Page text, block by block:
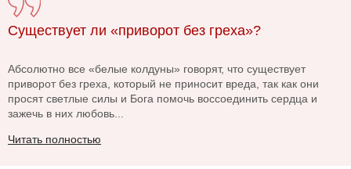
Существует ли «приворот без греха»?
Абсолютно все «белые колдуны» говорят, что существует
приворот без греха, который не приносит вреда, так как они
просят светлые силы и Бога помочь воссоединить сердца и
зажечь в них любовь...
Читать полностью